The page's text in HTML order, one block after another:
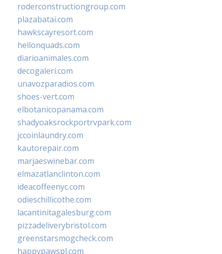
roderconstructiongroup.com
plazabatai.com
hawkscayresort.com
hellonquads.com
diarioanimales.com
decogaleri.com
unavozparadios.com
shoes-vert.com
elbotanicopanama.com
shadyoaksrockportrvpark.com
jccoinlaundry.com
kautorepair.com
marjaeswinebar.com
elmazatlanclinton.com
ideacoffeenyc.com
odieschillicothe.com
lacantinitagalesburg.com
pizzadeliverybristol.com
greenstarsmogcheck.com
happypawspl.com